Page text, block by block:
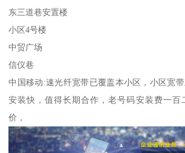
东三道巷安置楼
小区4号楼
中贸广场
信仪巷
中国移动:速光纤宽带已覆盖本小区，小区宽
安装快，值得长期合作，老号码安装费一百
价，